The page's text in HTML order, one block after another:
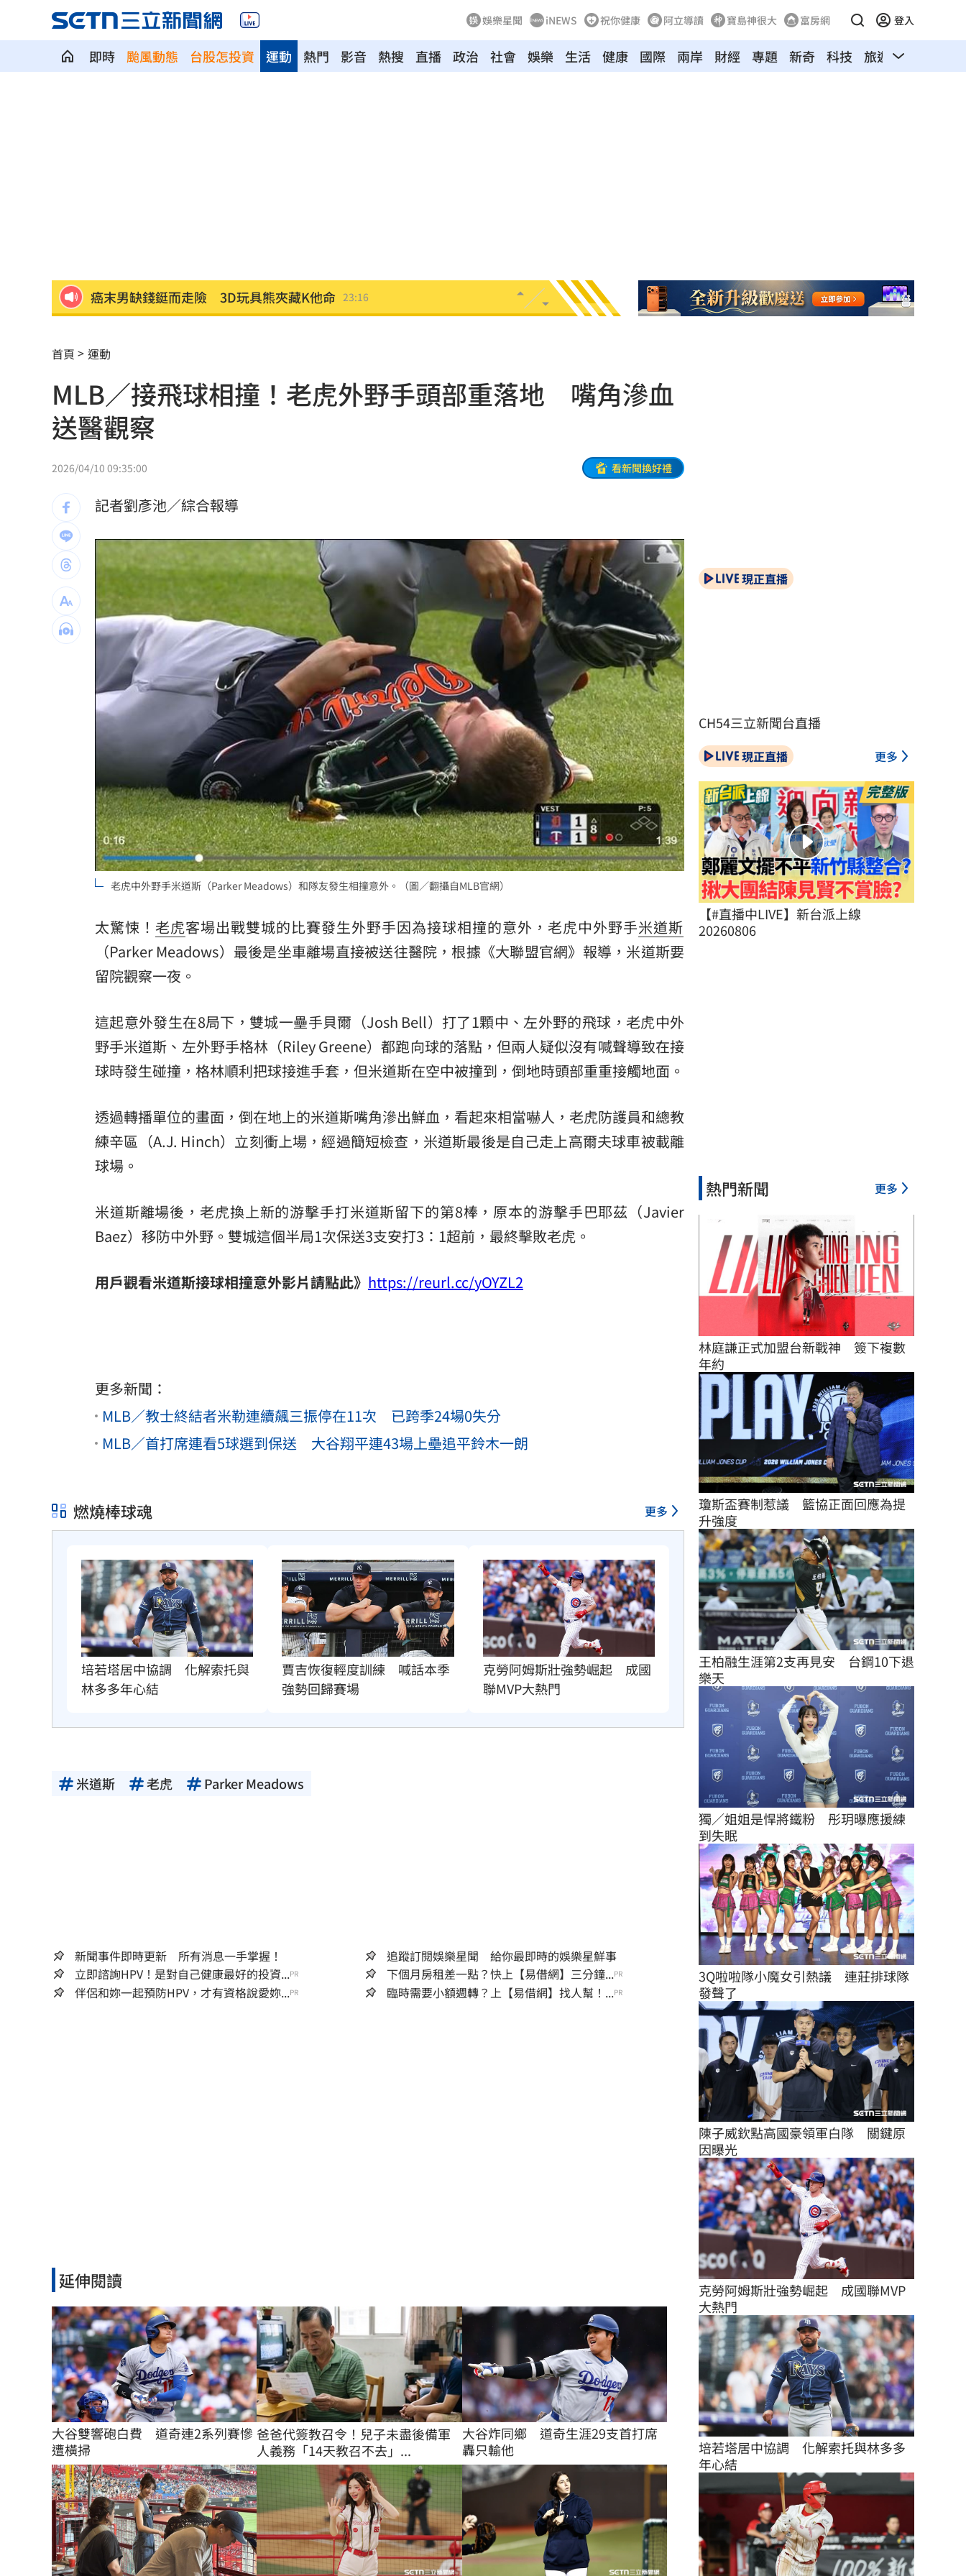
娛樂星聞 iNEWS 祝你健康 阿立導讀 寶島神很大 富房網 登入
即時 颱風動態 台股怎投資 熱門 影音 熱搜 直播 政治 社會 娛樂 生活 健康 國際 兩岸
運動 財經 專題 新奇 科技 旅遊 汽車
癌末男缺錢鋌而走險 3D玩具熊夾藏K他命 23:16
學霸牙醫槓離職員工 為3萬筆電互告慘勝
俄羅斯蝗害肆虐如末日 網驚：聖經十災 23:06
慈濟採購BNT遭詐10億 他：不聽衛福部勸
蔡英文做2件事 黃暐瀚：台東變五五波
蔣萬安危險了！《壹蘋》台北市...
父親節真的快樂嗎？房貸10年暴增逾400萬
律師勾宗教大師「家族」詐慈濟 僅她交保
富豪遭大義滅親！偷生子竟盜鄰居身份落戶
慈濟遭詐10億買疫苗！他點出更麻煩的問題 22:56
日神級甜點快閃台北！連5天「買一送一」 22:53
圖書館借書作者賺什麼？菜販作家：有錢領 22:53
逾21萬員工受惠！美銀年砸78億補助瘦瘦針 22:50
台灣彩券開獎直播中 20:31
LIVE三立+24小時直播 15:27
三立iNEWS新聞台線上直播 18:00
理想混蛋號召粉絲跨海追星吃美食！ 18:15
首頁 運動
MLB／接飛球相撞！老虎外野手頭部重落地 嘴角滲血
送醫觀察
2026/04/10 09:35:00 看新聞換好禮
記者劉彥池／綜合報導
老虎中外野手米道斯（Parker Meadows）和隊友發生相撞意外。（圖／翻攝自MLB官網）
太驚悚！ 老虎客場出戰雙城的比賽發生外野手因為接球相撞的意外，老虎中外野手米道斯
（Parker Meadows）最後是坐車離場直接被送往醫院，根據《大聯盟官網》報導，米道斯要
留院觀察一夜。
這起意外發生在8局下，雙城一壘手貝爾（Josh Bell）打了1顆中、左外野的飛球，老虎中外
野手米道斯、左外野手格林（Riley Greene）都跑向球的落點，但兩人疑似沒有喊聲導致在接
球時發生碰撞，格林順利把球接進手套，但米道斯在空中被撞到，倒地時頭部重重接觸地面。
透過轉播單位的畫面，倒在地上的米道斯嘴角滲出鮮血，看起來相當嚇人，老虎防護員和總教
練辛區（A.J. Hinch）立刻衝上場，經過簡短檢查，米道斯最後是自己走上高爾夫球車被載離
球場。
米道斯離場後，老虎換上新的游擊手打米道斯留下的第8棒，原本的游擊手巴耶茲（Javier
Baez）移防中外野。雙城這個半局1次保送3支安打3：1超前，最終擊敗老虎。
用戶觀看米道斯接球相撞意外影片請點此》 https://reurl.cc/yOYZL2
更多新聞：
MLB／教士終結者米勒連續飆三振停在11次 已跨季24場0失分
MLB／首打席連看5球選到保送 大谷翔平連43場上壘追平鈴木一朗
燃燒棒球魂 更多
培若塔居中協調　化解索托與
林多多年心結
賈吉恢復輕度訓練　喊話本季
強勢回歸賽場
克勞阿姆斯壯強勢崛起　成國
聯MVP大熱門
米道斯 老虎 Parker Meadows
新聞事件即時更新 所有消息一手掌握！
追蹤訂閱娛樂星聞 給你最即時的娛樂星鮮事
立即諮詢HPV！是對自己健康最好的投資...PR 下個月房租差一點？快上【易借網】三分鐘...PR
伴侶和妳一起預防HPV，才有資格說愛妳...PR 臨時需要小額週轉？上【易借網】找人幫！...PR
延伸閱讀
大谷雙響砲白費　道奇連2系列賽慘
遭橫掃
爸爸代簽教召令！兒子未盡後備軍
人義務「14天教召不去」...
大谷炸同鄉　道奇生涯29支首打席
轟只輸他
現正直播
CH54三立新聞台直播
現正直播 更多
【#直播中LIVE】新台派上線
20260806
熱門新聞 更多
林庭謙正式加盟台新戰神　簽下複數
年約
瓊斯盃賽制惹議　籃協正面回應為提
升強度
王柏融生涯第2支再見安　台鋼10下退
樂天
獨／姐姐是悍將鐵粉　彤玥曝應援練
到失眠
3Q啦啦隊小魔女引熱議　連莊排球隊
發聲了
陳子威欽點高國豪領軍白隊　關鍵原
因曝光
克勞阿姆斯壯強勢崛起　成國聯MVP
大熱門
培若塔居中協調　化解索托與林多多
年心結